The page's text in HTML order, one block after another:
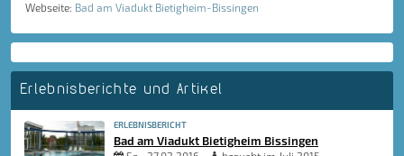
Webseite: Bad am Viadukt Bietigheim-Bissingen
Erlebnisberichte und Artikel
ERLEBNISBERICHT
Bad am Viadukt Bietigheim Bissingen